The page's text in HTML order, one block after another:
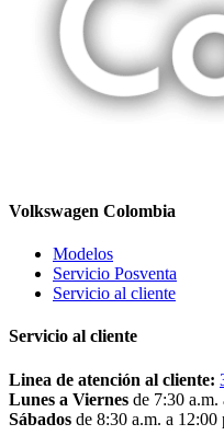
Volkswagen Colombia
Modelos
Servicio Posventa
Servicio al cliente
Servicio al cliente
Linea de atención al cliente:
Lunes a Viernes de 7:30 a.m.
Sábados de 8:30 a.m. a 12:00